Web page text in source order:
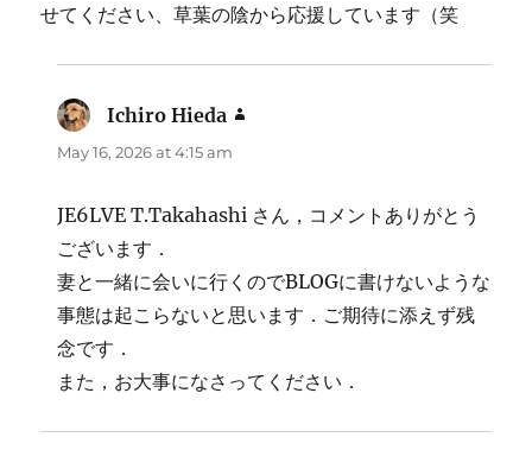
せてください、草葉の陰から応援しています（笑
Ichiro Hieda
May 16, 2026 at 4:15 am
JE6LVE T.Takahashi さん，コメントありがとう
ございます．
妻と一緒に会いに行くのでBLOGに書けないような
事態は起こらないと思います．ご期待に添えず残
念です．
また，お大事になさってください．